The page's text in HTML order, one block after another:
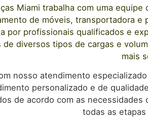
Miami trabalha com uma equipe
de móveis, transportadora e
por profissionais qualificados e
diversos tipos de cargas e
mais
nosso atendimento especializado
personalizado e de
de acordo com as
todas as